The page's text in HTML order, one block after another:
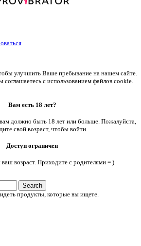
улучшить Ваше пребывание на нашем сайте.
соглашаетесь с использованием файлов cookie.
Вам есть 18 лет?
должно быть 18 лет или больше. Пожалуйста,
свой возраст, чтобы войти.
Доступ ограничен
возраст. Приходите с родителями = )
Search
продукты, которые вы ищете.